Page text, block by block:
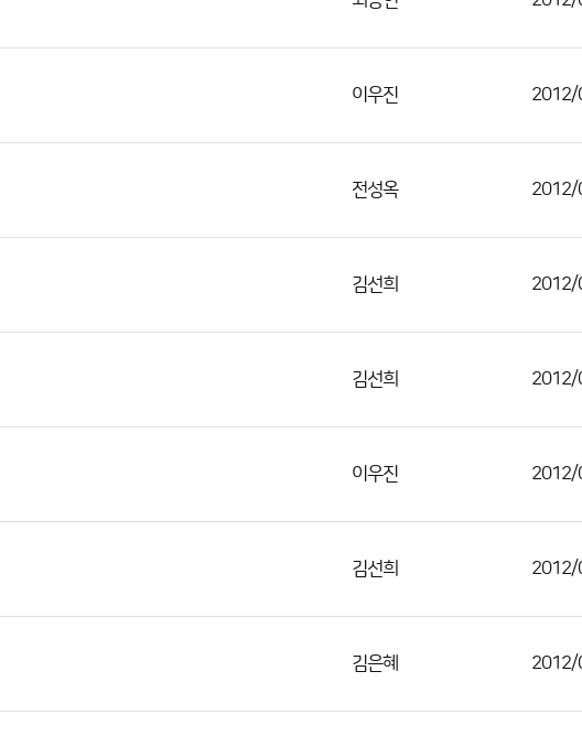
이우진 2012/
전성옥 2012/
김선희 2012/
김선희 2012/
이우진 2012/
김선희 2012/
김은혜 2012/